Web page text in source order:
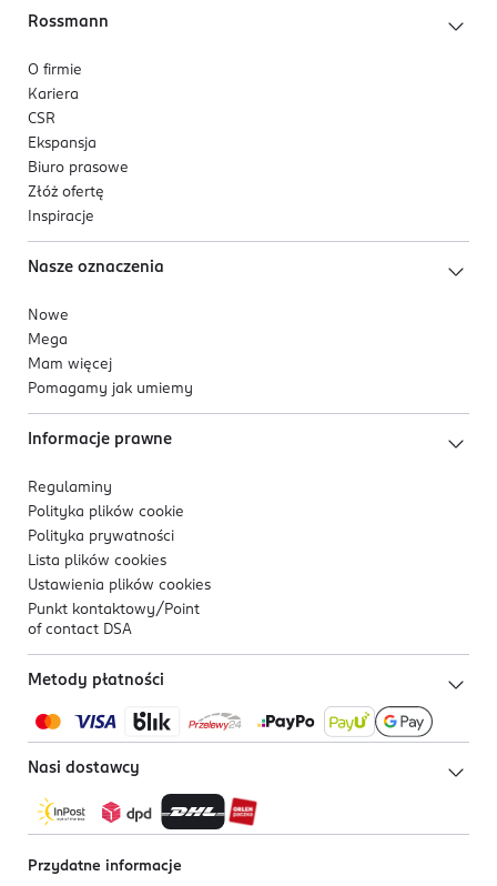
Rossmann
O firmie
Kariera
CSR
Ekspansja
Biuro prasowe
Złóż ofertę
Inspiracje
Nasze oznaczenia
Nowe
Mega
Mam więcej
Pomagamy jak umiemy
Informacje prawne
Regulaminy
Polityka plików cookie
Polityka prywatności
Lista plików cookies
Ustawienia plików cookies
Punkt kontaktowy/ Point
of contact DSA
Metody płatności
Nasi dostawcy
Przydatne informacje